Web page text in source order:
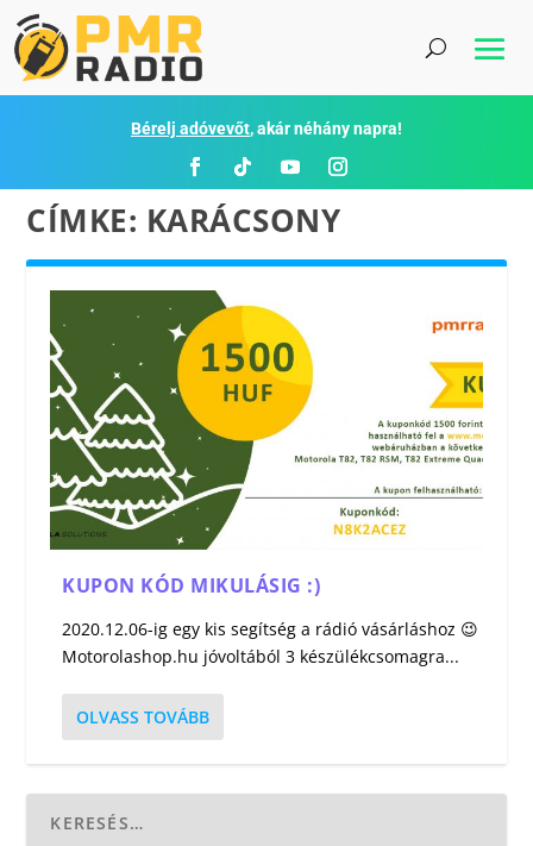
Bérelj adóvevőt, akár néhány napra!
CÍMKE: KARÁCSONY
KUPON KÓD MIKULÁSIG :)
2020.12.06-ig egy kis segítség a rádió vásárláshoz 😉
Motorolashop.hu jóvoltából 3 készülékcsomagra...
OLVASS TOVÁBB